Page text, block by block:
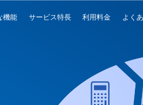
機能 サービス特長 利用料金 よく